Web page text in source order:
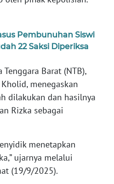
Pembunuhan Siswi
22 Saksi Diperiksa
Barat (NTB),
menegaskan
dilakukan dan hasilnya
Rizka sebagai
menetapkan
ujarnya melalui
(19/9/2025).